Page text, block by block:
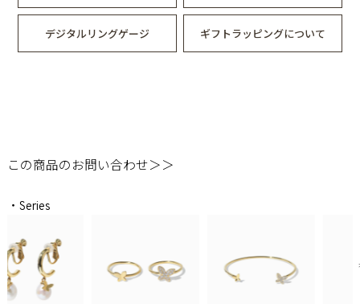
デジタルリングゲージ ギフトラッピングについて
この商品のお問い合わせ＞＞
・Series